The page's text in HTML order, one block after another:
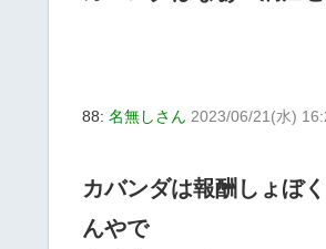
88: 名無しさん 2023/06/21(水)
カバンダは報酬しょぼ
んやで